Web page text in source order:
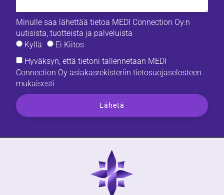
Minulle saa lähettää tietoa MEDI Connection Oy:n
uutisista, tuotteista ja palveluista
Kyllä
Ei Kiitos
Hyväksyn, että tietoni tallennetaan MEDI
Connection Oy asiakasrekisteriintietosuojaselosteen
mukaisesti
Lähetä